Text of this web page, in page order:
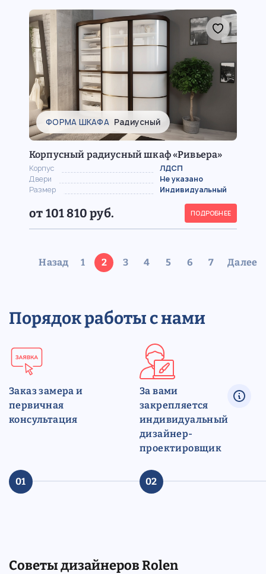
ФОРМА ШКАФА Радиусный
Корпусный радиусный шкаф «Ривьера»
Корпус
ЛДСП
Двери
Не указано
Размер
Индивидуальный
от 101 810 руб. ПОДРОБНЕЕ
Назад 1 2 3 4 5 6 7 Далее
Порядок работы с нами
Заказ замера и
первичная
консультация
01
За вами
закрепляется
индивидуальный
дизайнер-
проектировщик
02
Советы дизайнеров Rolen